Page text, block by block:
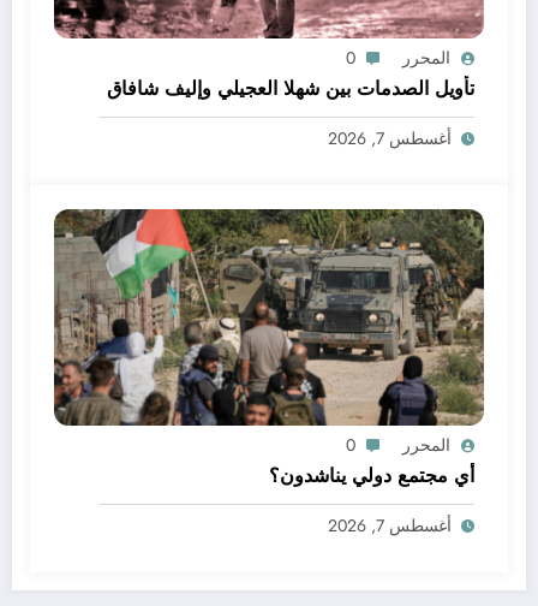
المحرر 0
تأويل الصدمات بين شهلا العجيلي وإليف شافاق
أغسطس 7, 2026
المحرر 0
أي مجتمع دولي يناشدون؟
أغسطس 7, 2026